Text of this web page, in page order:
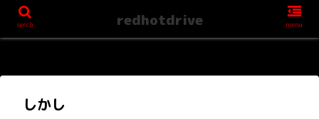
しかし
serch redhotdrive menu